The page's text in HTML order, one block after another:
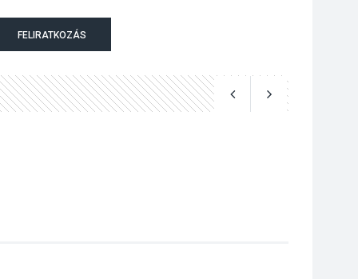
művészetek jegyében
Esztergomban
FELIRATKOZÁS